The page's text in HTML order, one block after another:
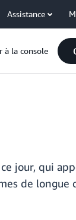
Assistance
à la console
jour, qui
de longue